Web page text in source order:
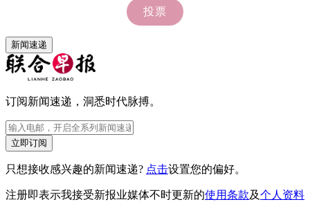
新闻速递
订阅新闻速递，洞悉时代脉搏。
立即订阅
只想接收感兴趣的新闻速递? 点击设置您的偏好。
注册即表示我接受新报业媒体不时更新的使用条款及个人资料